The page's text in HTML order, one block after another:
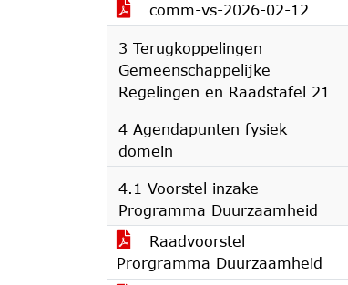
comm-vs-2026-02-12
3 Terugkoppelingen
Gemeenschappelijke
Regelingen en Raadstafel 21
4 Agendapunten fysiek
domein
4.1 Voorstel inzake
Programma Duurzaamheid
Raadvoorstel
Prorgramma Duurzaamheid